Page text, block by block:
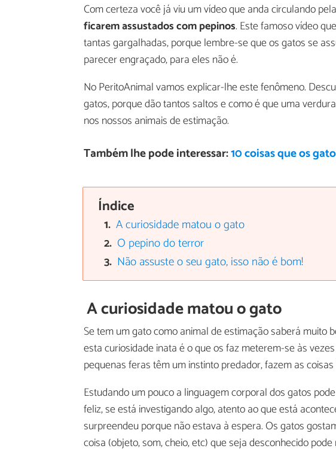
Com certeza você já viu um vídeo que anda circulando
ficarem assustados com pepinos. Este famoso vídeo
tantas gargalhadas, porque lembre-se que os gatos se
parecer engraçado, para eles não é.
No PeritoAnimal vamos explicar-lhe este fenômeno.
gatos, porque dão tantos saltos e como é que uma
nos nossos animais de estimação.
Também lhe pode interessar:10 coisas que os
Índice
A curiosidade matou o gato
O pepino do terror
Não assuste o seu gato, isso não é bom!
A curiosidade matou o gato
Se tem um gato como animal de estimação saberá muito
esta curiosidade inata é o que os faz meterem-se às
pequenas feras têm um instinto predador, fazem as
Estudando um pouco a linguagem corporal dos gatos
feliz, se está investigando algo, atento ao que está
surpreendeu porque não estava à espera. Os gatos
coisa (objeto, som, cheio, etc) que seja desconhecido